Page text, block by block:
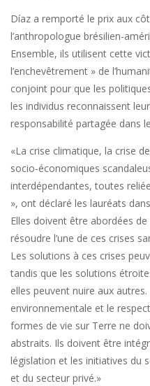
Díaz a remporté le prix aux
l’anthropologue brésilien-
Ensemble, ils utilisent cette
l’enchevêtrement » de
conjoint pour que les
les individus reconnaissent
responsabilité partagée dans
«La crise climatique, la crise
socio-économiques
interdépendantes, toutes
», ont déclaré les lauréats
Elles doivent être abordées
résoudre l’une de ces crises
Les solutions à ces crises
tandis que les solutions
elles peuvent nuire aux
environnementale et le
formes de vie sur Terre ne
abstraits. Ils doivent être
législation et les initiatives du
et du secteur privé.»